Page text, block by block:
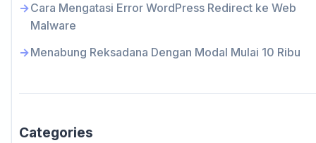
Cara Mengatasi Error WordPress Redirect ke Web
Malware
Menabung Reksadana Dengan Modal Mulai 10 Ribu
Categories